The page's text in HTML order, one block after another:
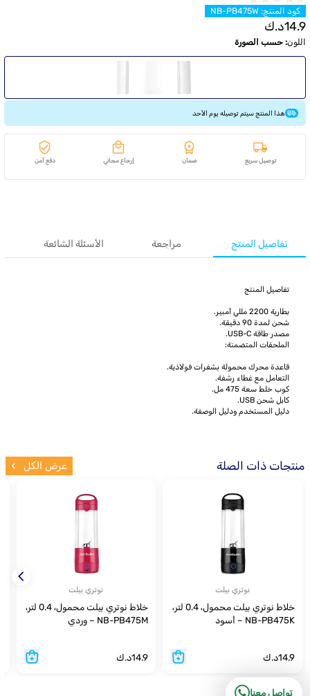
كود المنتج:
NB-PB475W
14.9د.ك
اللون: حسب الصورة
هذا المنتج سيتم توصيله يوم الأحد
توصيل سريع ضمان إرجاع مجاني دفع آمن
تفاصيل المنتج مراجعة الأسئلة الشائعة
تفاصيل المنتج
بطارية 2200 مللي أمبير.
شحن لمدة 90 دقيقة.
مصدر طاقة USB-C.
الملحقات المتضمنة:
قاعدة محرك محمولة بشفرات فولاذية.
التعامل مع غطاء رشفة.
كوب خلط سعة 475 مل.
كابل شحن USB.
دليل المستخدم ودليل الوصفة.
منتجات ذات الصلة عرض الكل
نوتري بيلت
خلاط نوتري بيلت محمول، 0.4 لتر،
NB-PB475K – أسود
14.9د.ك
نوتري بيلت
خلاط نوتري بيلت محمول، 0.4 لتر،
NB-PB475M – وردي
14.9د.ك
تواصل معنا